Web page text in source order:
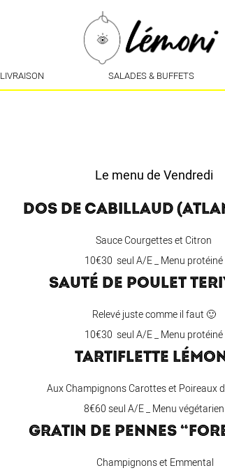
LIVRAISON SALADES & BUFFETS
Le menu de Vendredi
DOS DE CABILLAUD
Sauce Courgettes et Citron
10€30 seul A/E _ Menu protéiné
SAUTÉ DE POULET
Relevé juste comme il faut 🙂
10€30 seul A/E _ Menu protéiné
TARTIFLETTE
Aux Champignons Carottes et Poireaux
8€60 seul A/E _ Menu végétarien
GRATIN DE PENNES
Champignons et Emmental